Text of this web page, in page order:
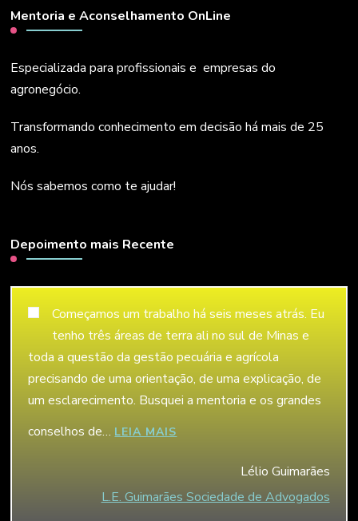
Mentoria e Aconselhamento OnLine
Especializada para profissionais e empresas do
agronegócio.
Transformando conhecimento em decisão há mais de 25
anos.
Nós sabemos como te ajudar!
Depoimento mais Recente
Começamos um trabalho há seis meses atrás. Eu
tenho três áreas de terra ali no sul de Minas e
toda a questão da gestão pecuária e agrícola
precisando de uma orientação, de uma explicação, de
um esclarecimento. Busquei a mentoria e os grandes
conselhos de… LEIA MAIS
Lélio Guimarães
L.E. Guimarães Sociedade de Advogados